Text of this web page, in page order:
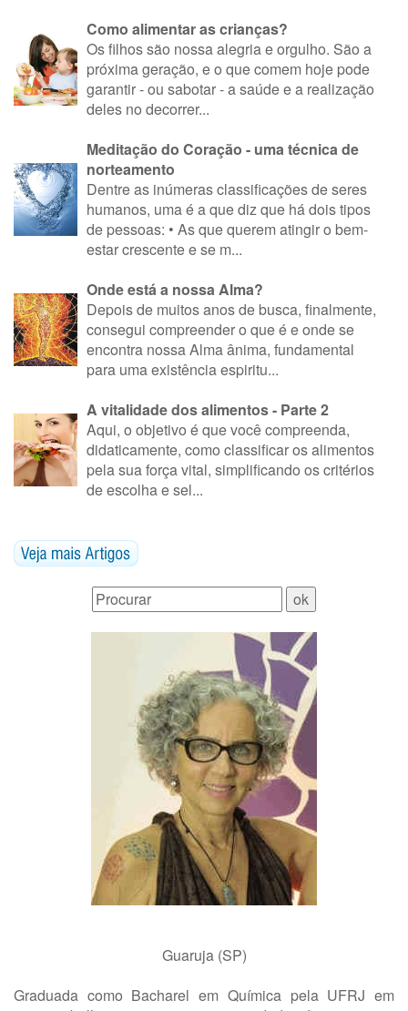
Como alimentar as crianças?
Os filhos são nossa alegria e orgulho. São a
próxima geração, e o que comem hoje pode
garantir - ou sabotar - a saúde e a realização
deles no decorrer...
Meditação do Coração - uma técnica de
norteamento
Dentre as inúmeras classificações de seres
humanos, uma é a que diz que há dois tipos
de pessoas: • As que querem atingir o bem-
estar crescente e se m...
Onde está a nossa Alma?
Depois de muitos anos de busca, finalmente,
consegui compreender o que é e onde se
encontra nossa Alma ânima, fundamental
para uma existência espiritu...
A vitalidade dos alimentos - Parte 2
Aqui, o objetivo é que você compreenda,
didaticamente, como classificar os alimentos
pela sua força vital, simplificando os critérios
de escolha e sel...
Guaruja (SP)
Graduada como Bacharel em Química pela UFRJ em